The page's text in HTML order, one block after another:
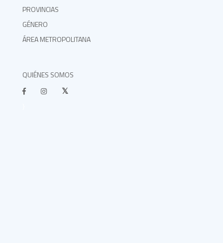
PROVINCIAS
GÉNERO
ÁREA METROPOLITANA
QUIÉNES SOMOS